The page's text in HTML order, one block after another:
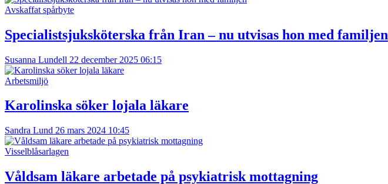
Avskaffat spårbyte
Specialistsjuksköterska från Iran – nu utvisas hon med familjen
Susanna Lundell 22 december 2025 06:15
Arbetsmiljö
Karolinska söker lojala läkare
Sandra Lund 26 mars 2024 10:45
Visselblåsarlagen
Våldsam läkare arbetade på psykiatrisk mottagning